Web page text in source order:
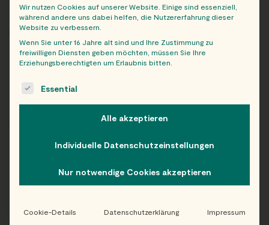
Abholauftrag von:
Wähle deinen Abholort:
Preis
14,49€
AUSWÄHLEN
Nährwerte & Allergene
Wir nutzen Cookies auf unserer Website. Einige sind essenziell,
während andere uns dabei helfen, die Nutzererfahrung dieser
Website zu verbessern.
Wenn Sie unter 16 Jahre alt sind und Ihre Zustimmung zu
freiwilligen Diensten geben möchten, müssen Sie Ihre
Erziehungsberechtigten um Erlaubnis bitten.
The following is a list of service groups for which consent
Essential
Alle akzeptieren
Individuelle Datenschutzeinstellungen
Nur notwendige Cookies akzeptieren
Cookie-Details Datenschutzerklärung Impressum